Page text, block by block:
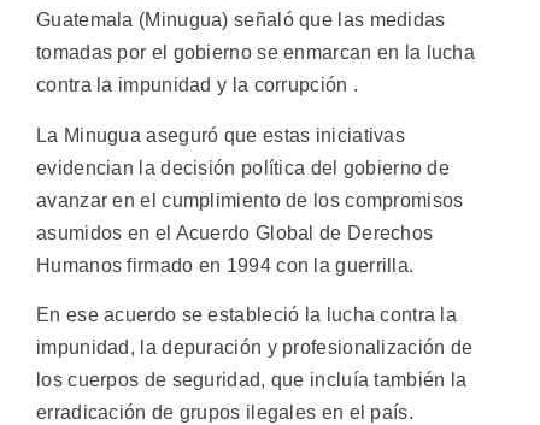
Guatemala (Minugua) señaló que las medidas
tomadas por el gobierno se enmarcan en la lucha
contra la impunidad y la corrupción .
La Minugua aseguró que estas iniciativas
evidencian la decisión política del gobierno de
avanzar en el cumplimiento de los compromisos
asumidos en el Acuerdo Global de Derechos
Humanos firmado en 1994 con la guerrilla.
En ese acuerdo se estableció la lucha contra la
impunidad, la depuración y profesionalización de
los cuerpos de seguridad, que incluía también la
erradicación de grupos ilegales en el país.